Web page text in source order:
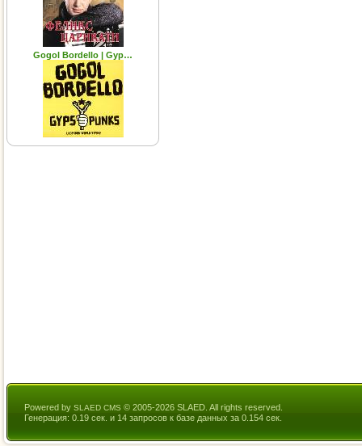
Gogol Bordello | Gyp…
Powered by SLAED CMS © 2005-2026 SLAED. All rights reserved.
Генерация: 0.19 сек. и 14 запросов к базе данных за 0.154 сек.